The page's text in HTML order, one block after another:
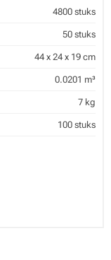
4800 stuks
50 stuks
44 x 24 x 19 cm
0.0201 m³
7 kg
100 stuks